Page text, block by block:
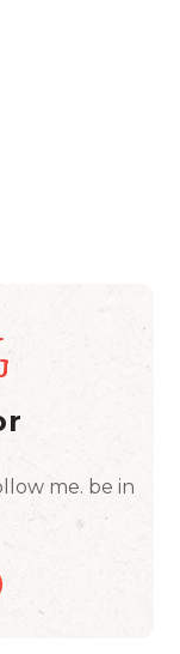
me. be in